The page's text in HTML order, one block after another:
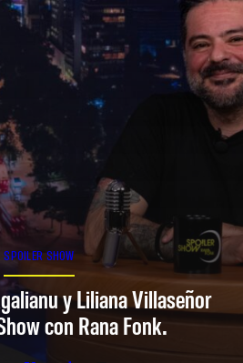
SPOILER SHOW
y Liliana Villaseñor
con Rana Fonk.